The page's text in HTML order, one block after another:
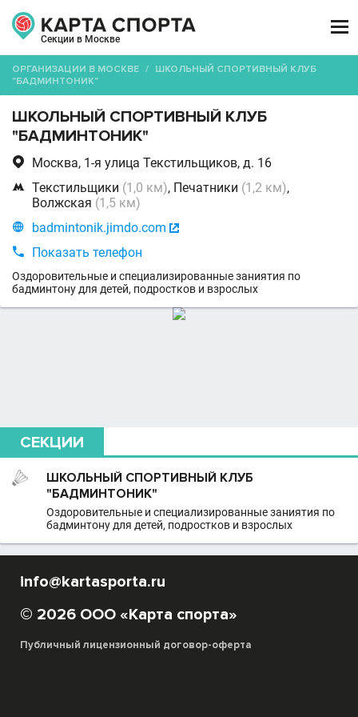
Секции в Москве

ОРГАНИЗАЦИИ В МОСКВЕ / ШКОЛЬНЫЙ СПОРТИВНЫЙ КЛУБ
"БАДМИНТОНИК"
ШКОЛЬНЫЙ СПОРТИВНЫЙ КЛУБ
"БАДМИНТОНИК"
 Москва, 1-я улица Текстильщиков, д. 16
 Текстильщики (1,0 км), Печатники (1,2 км),
Волжская (1,5 км)
 badmintonik.jimdo.com 

Показать телефон
Оздоровительные и специализированные заниятия по
бадминтону для детей, подростков и взрослых
СЕКЦИИ
ШКОЛЬНЫЙ СПОРТИВНЫЙ КЛУБ
"БАДМИНТОНИК"
Оздоровительные и специализированные заниятия по
бадминтону для детей, подростков и взрослых
info@kartasporta.ru
© 2026 ООО «Карта спорта»
Публичный лицензионный договор-оферта